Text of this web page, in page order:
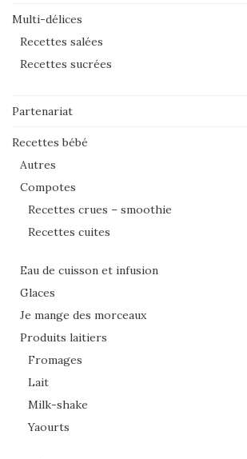
Multi-délices
Recettes salées
Recettes sucrées
Partenariat
Recettes bébé
Autres
Compotes
Recettes crues – smoothie
Recettes cuites
Eau de cuisson et infusion
Glaces
Je mange des morceaux
Produits laitiers
Fromages
Lait
Milk-shake
Yaourts